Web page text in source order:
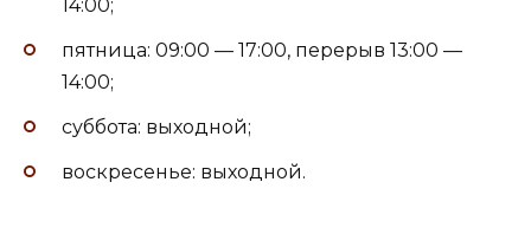
14:00;
пятница: 09:00 — 17:00, перерыв 13:00 —
14:00;
суббота: выходной;
воскресенье: выходной.